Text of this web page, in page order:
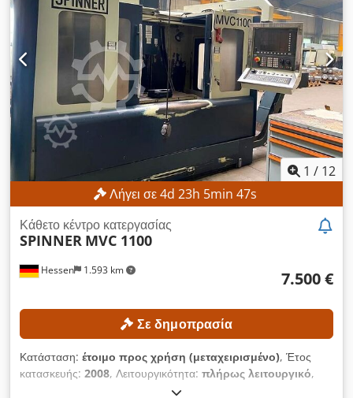
1 / 12
Λήγει σε4d 23h 5min 45s
Hessen 1.593 km
Κάθετο κέντρο κατεργασίας
SPINNER MVC 1100
7.500 €
Σε δημοπρασία
Κατάσταση: έτοιμο προς χρήση (μεταχειρισμένο), Έτος
κατασκευής: 2008, Λειτουργικότητα: πλήρως λειτουργικό,
αριθμός μηχανήματος/οχήματος: